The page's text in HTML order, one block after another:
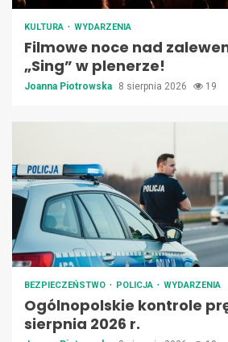
KULTURA WYDARZENIA
Filmowe noce nad
„Sing” w plenerze!
Joanna Piotrowska 8 sierpnia 2026 19
BEZPIECZEŃSTWO POLICJA WYDARZENIA
Ogólnopolskie kontrole
sierpnia 2026 r.